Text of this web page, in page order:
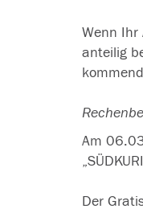
Wenn Ihr
anteilig
Am
Der